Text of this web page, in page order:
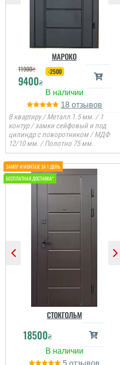
Руслана
присутність, я змогла
оформити замовлення
та встановити двері....
читати всі відгуки
МАРОКО
11900₴
9400₴
-2500
18
В квартиру / Металл 1.5 мм. / 1
контур / замки сейфовый и под
цилиндр с поворотником / МДФ
12/10 мм. / Полотно 75 мм.
СТОКГОЛЬМ
18500₴
5